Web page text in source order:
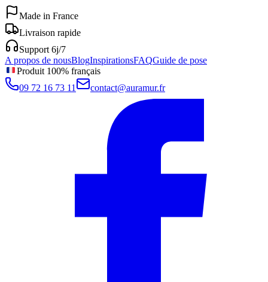
Made in France
Livraison rapide
Support 6j/7
A propos de nousBlogInspirationsFAQGuide de pose
Produit 100% français
09 72 16 73 11
contact@auramur.fr